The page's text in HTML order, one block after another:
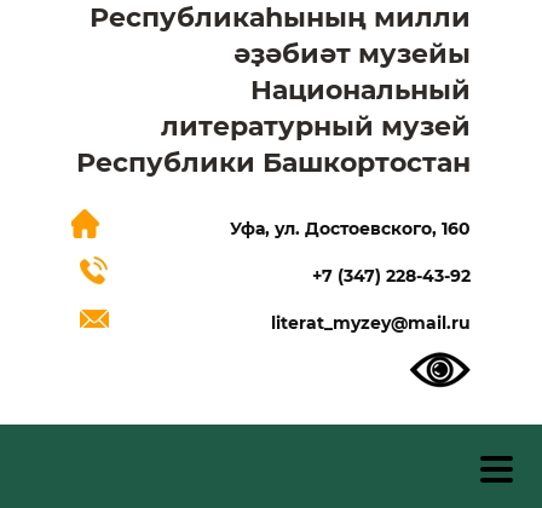
Республикаһының милли
әҙәбиәт музейы
Национальный
литературный музей
Республики Башкортостан
Уфа, ул. Достоевского, 160
+7 (347) 228-43-92
literat_myzey@mail.ru